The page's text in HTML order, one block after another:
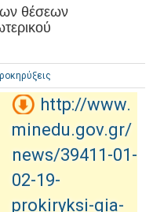
θέσεων
http://www.
minedu.gov.gr/
news/39411-01-
02-19-
prokiryksi-gia-